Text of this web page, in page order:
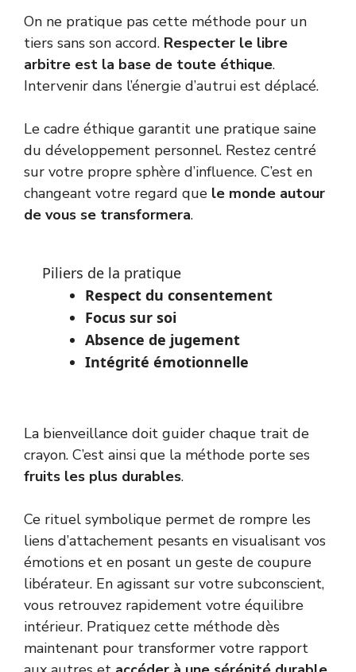
On ne pratique pas cette méthode pour un
tiers sans son accord. Respecter le libre
arbitre est la base de toute éthique.
Intervenir dans l’énergie d’autrui est déplacé.
Le cadre éthique garantit une pratique saine
du développement personnel. Restez centré
sur votre propre sphère d’influence. C’est en
changeant votre regard que le monde autour
de vous se transformera.
Piliers de la pratique
Respect du consentement
Focus sur soi
Absence de jugement
Intégrité émotionnelle
La bienveillance doit guider chaque trait de
crayon. C’est ainsi que la méthode porte ses
fruits les plus durables.
Ce rituel symbolique permet de rompre les
liens d’attachement pesants en visualisant vos
émotions et en posant un geste de coupure
libérateur. En agissant sur votre subconscient,
vous retrouvez rapidement votre équilibre
intérieur. Pratiquez cette méthode dès
maintenant pour transformer votre rapport